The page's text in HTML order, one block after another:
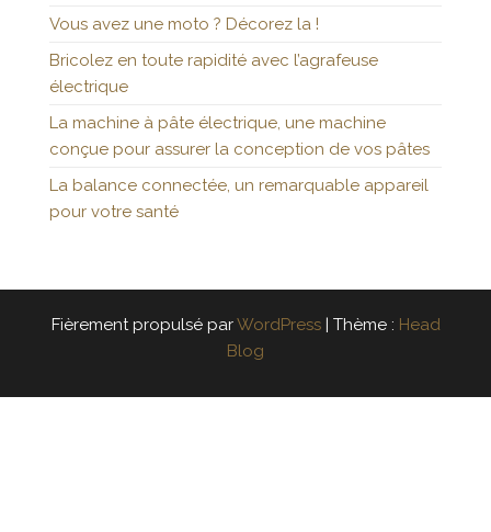
Vous avez une moto ? Décorez la !
Bricolez en toute rapidité avec l’agrafeuse
électrique
La machine à pâte électrique, une machine
conçue pour assurer la conception de vos pâtes
La balance connectée, un remarquable appareil
pour votre santé
Fièrement propulsé parWordPress Thème : Head
Blog